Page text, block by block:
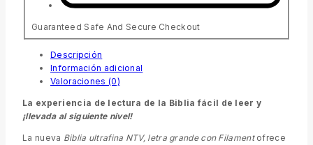
Guaranteed Safe And Secure Checkout
Descripción
Información adicional
Valoraciones (0)
La experiencia de lectura de la Biblia fácil de leer y
¡llevada al siguiente nivel!
La nueva Biblia ultrafina NTV, letra grande con Filamentofrece